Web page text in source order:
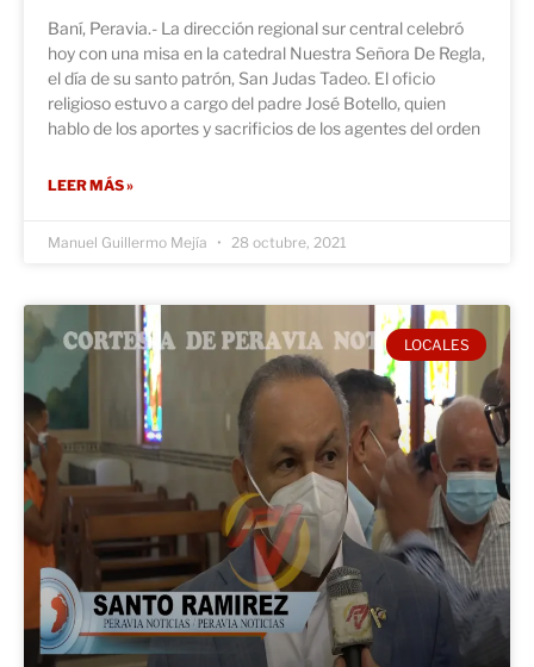
Baní, Peravia.- La dirección regional sur central celebró
hoy con una misa en la catedral Nuestra Señora De Regla,
el día de su santo patrón, San Judas Tadeo. El oficio
religioso estuvo a cargo del padre José Botello, quien
hablo de los aportes y sacrificios de los agentes del orden
LEER MÁS »
Manuel Guillermo Mejía 28 octubre, 2021
LOCALES